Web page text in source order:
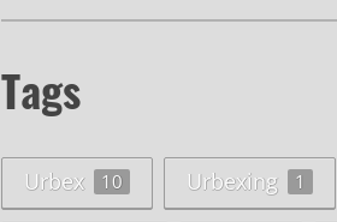
Tags
Urbex 10 Urbexing 1